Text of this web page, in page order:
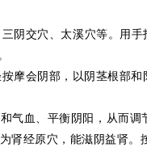
阴交穴、 太溪穴等。用手
摩会阴部，以阴茎根部
气血、平衡阴阳，从而
肾经原穴，能滋阴益肾